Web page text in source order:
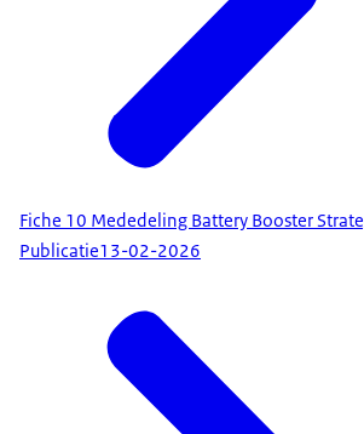
Fiche 10 Mededeling Battery Booster
Publicatie13-02-2026